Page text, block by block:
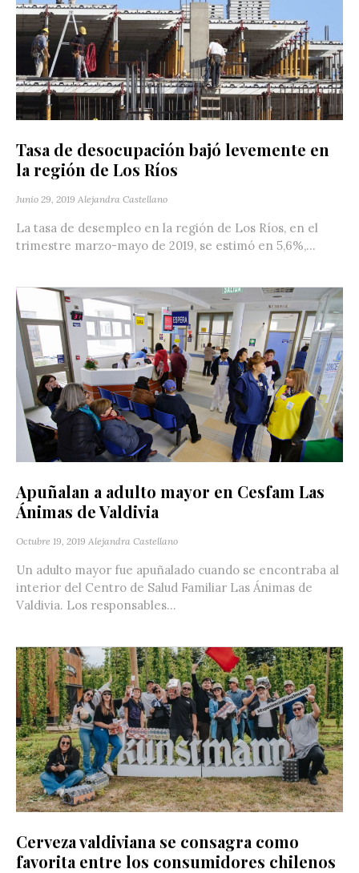
Tasa de desocupación bajó levemente en
la región de Los Ríos
Junio 29, 2019 Alejandra Castellano
La tasa de desempleo en la región de Los Ríos, en el
trimestre marzo-mayo de 2019, se estimó en 5,6%,...
Apuñalan a adulto mayor en Cesfam Las
Ánimas de Valdivia
Octubre 19, 2019 Alejandra Castellano
Un adulto mayor fue apuñalado cuando se encontraba al
interior del Centro de Salud Familiar Las Ánimas de
Valdivia. Los responsables...
Cerveza valdiviana se consagra como
favorita entre los consumidores chilenos